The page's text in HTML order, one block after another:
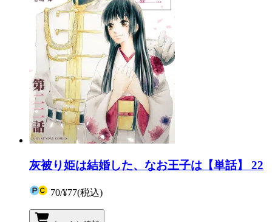
灰被り姫は結婚した、なお王子は【単話】 22
70/¥77(税込)